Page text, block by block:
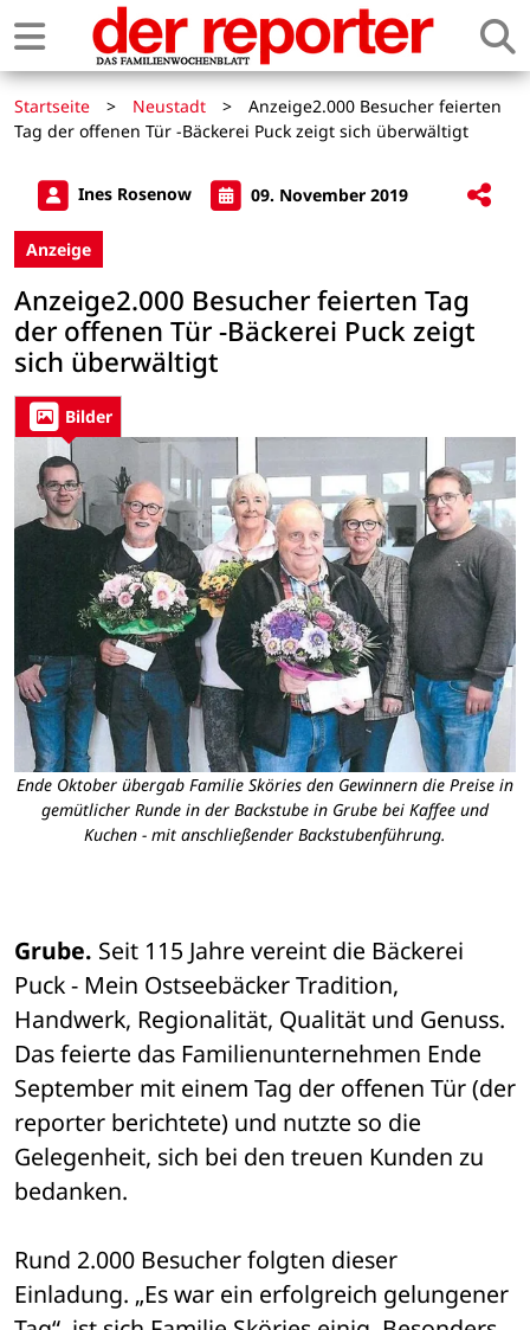
Startseite > Neustadt >
Anzeige2.000 Besucher feierten
Tag der offenen Tür -Bäckerei Puck zeigt sich überwältigt
Ines Rosenow 09. November 2019
Anzeige
Anzeige2.000 Besucher feierten Tag
der offenen Tür -Bäckerei Puck zeigt
sich überwältigt
Bilder
Ende Oktober übergab Familie Sköries den Gewinnern die Preise in
gemütlicher Runde in der Backstube in Grube bei Kaffee und
Kuchen - mit anschließender Backstubenführung.
Grube. Seit 115 Jahre vereint die Bäckerei
Puck - Mein Ostseebäcker Tradition,
Handwerk, Regionalität, Qualität und Genuss.
Das feierte das Familienunternehmen Ende
September mit einem Tag der offenen Tür (der
reporter berichtete) und nutzte so die
Gelegenheit, sich bei den treuen Kunden zu
bedanken.
Rund 2.000 Besucher folgten dieser
Einladung. „Es war ein erfolgreich gelungener